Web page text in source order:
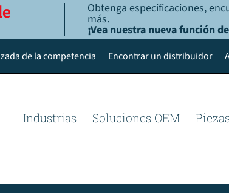
Obtenga especificaciones,
más.
¡Vea nuestra nueva función
de la competencia Encontrar un distribuidor
Industrias Soluciones OEM